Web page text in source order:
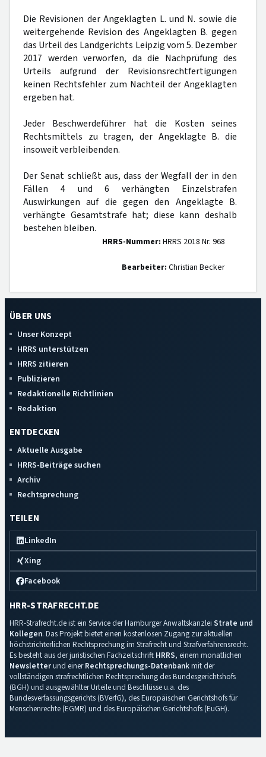
Die Revisionen der Angeklagten L. und N. sowie die
weitergehende Revision des Angeklagten B. gegen
das Urteil des Landgerichts Leipzig vom 5. Dezember
2017 werden verworfen, da die Nachprüfung des
Urteils aufgrund der Revisionsrechtfertigungen
keinen Rechtsfehler zum Nachteil der Angeklagten
ergeben hat.
Jeder Beschwerdeführer hat die Kosten seines
Rechtsmittels zu tragen, der Angeklagte B. die
insoweit verbleibenden.
Der Senat schließt aus, dass der Wegfall der in den
Fällen 4 und 6 verhängten Einzelstrafen
Auswirkungen auf die gegen den Angeklagte B.
verhängte Gesamtstrafe hat; diese kann deshalb
bestehen bleiben.
HRRS-Nummer: HRRS 2018 Nr. 968
Bearbeiter: Christian Becker
ÜBER UNS
Unser Konzept
HRRS unterstützen
HRRS zitieren
Publizieren
Redaktionelle Richtlinien
Redaktion
ENTDECKEN
Aktuelle Ausgabe
HRRS-Beiträge suchen
Archiv
Rechtsprechung
TEILEN
LinkedIn
Xing
Facebook
HRR-STRAFRECHT.DE
HRR-Strafrecht.de ist ein Service der Hamburger Anwaltskanzlei Strate und
Kollegen. Das Projekt bietet einen kostenlosen Zugang zur aktuellen
höchstrichterlichen Rechtsprechung im Strafrecht und Strafverfahrensrecht.
Es besteht aus der juristischen Fachzeitschrift HRRS, einem monatlichen
Newsletterund einerRechtsprechungs-Datenbankmit der
vollständigen strafrechtlichen Rechtsprechung des Bundesgerichtshofs
(BGH) und ausgewählter Urteile und Beschlüsse u.a. des
Bundesverfassungsgerichts (BVerfG), des Europäischen Gerichtshofs für
Menschenrechte (EGMR) und des Europäischen Gerichtshofs (EuGH).